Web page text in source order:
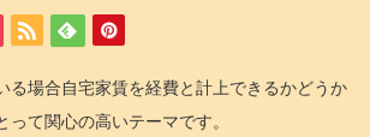
る場合自宅家賃を経費と計上できるかどうか
って関心の高いテーマです。